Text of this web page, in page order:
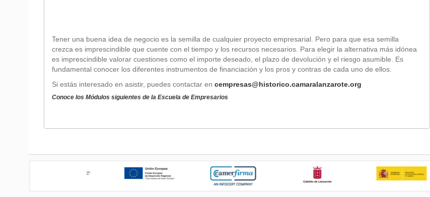
Tener una buena idea de negocio es la semilla de cualquier proyecto empresarial. Pero para que esa semilla
crezca es imprescindible que cuente con el tiempo y los recursos necesarios. Para elegir la alternativa más idónea
es imprescindible valorar cuestiones como el importe deseado, el plazo de devolución y el riesgo asumible. Es
fundamental conocer los diferentes instrumentos de financiación y los pros y contras de cada uno de ellos.
Si estás interesado en asistir, puedes contactar en cempresas@historico.camaralanzarote.org
Conoce los Módulos siguientes de la Escuela de Empresarios